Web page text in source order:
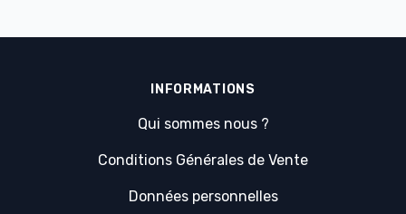
INFORMATIONS
Qui sommes nous ?
Conditions Générales de Vente
Données personnelles